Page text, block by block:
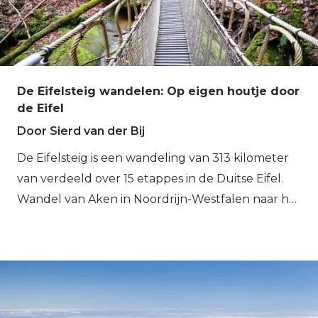
De Eifelsteig wandelen: Op eigen houtje door
de Eifel
Door Sierd van der Bij
De Eifelsteig is een wandeling van 313 kilometer
van verdeeld over 15 etappes in de Duitse Eifel.
Wandel van Aken in Noordrijn-Westfalen naar het
met de Rheinsteig, de Malerweg, de Rothaarsteig
en de Moselsteig een van de klassiekers voor een